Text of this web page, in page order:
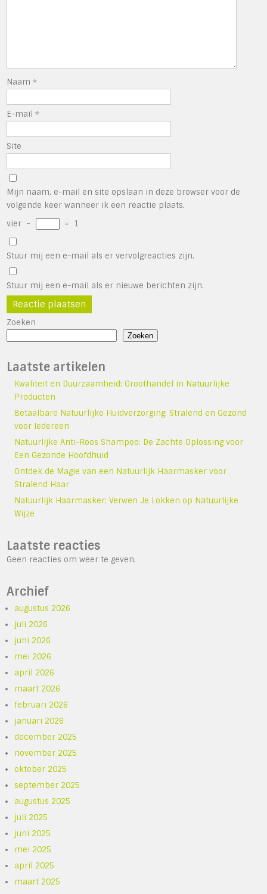
Naam*
E-mail*
Site
Mijn naam, e-mail en site opslaan in deze browser voor de
volgende keer wanneer ik een reactie plaats.
vier − = 1
Stuur mij een e-mail als er vervolgreacties zijn.
Stuur mij een e-mail als er nieuwe berichten zijn.
Zoeken
Zoeken
Laatste artikelen
Kwaliteit en Duurzaamheid: Groothandel in Natuurlijke
Producten
Betaalbare Natuurlijke Huidverzorging: Stralend en Gezond
voor Iedereen
Natuurlijke Anti-Roos Shampoo: De Zachte Oplossing voor
Een Gezonde Hoofdhuid
Ontdek de Magie van een Natuurlijk Haarmasker voor
Stralend Haar
Natuurlijk Haarmasker: Verwen Je Lokken op Natuurlijke
Wijze
Laatste reacties
Geen reacties om weer te geven.
Archief
augustus 2026
juli 2026
juni 2026
mei 2026
april 2026
maart 2026
februari 2026
januari 2026
december 2025
november 2025
oktober 2025
september 2025
augustus 2025
juli 2025
juni 2025
mei 2025
april 2025
maart 2025